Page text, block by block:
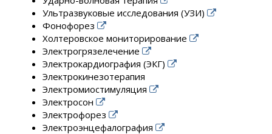
Ультразвуковые исследования (УЗИ)
Фонофорез
Холтеровское мониторирование
Электрогрязелечение
Электрокардиография (ЭКГ)
Электрокинезотерапия
Электромиостимуляция
Электросон
Электрофорез
Электроэнцефалография